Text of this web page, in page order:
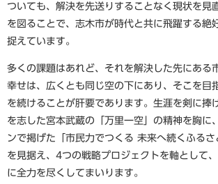
ついても、解決を先送りすることなく現状を見
を図ることで、志木市が時代と共に飛躍する絶
捉えています。
多くの課題はあれど、それを解決した先にある
幸せは、広くとも同じ空の下にあり、そこを目
を続けることが肝要であります。生涯を剣に捧
を志した宮本武蔵の「万里一空」の精神を胸に
ンで掲げた「市民力でつくる 未来へ続くふる
を見据え、4つの戦略プロジェクトを軸として
に全力を尽くしてまいります。